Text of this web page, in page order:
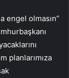
engel olmasın”
planlarımıza